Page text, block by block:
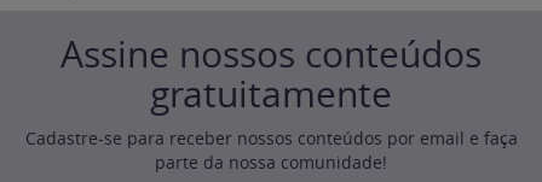
Assine nossos conteúdos
gratuitamente
Cadastre-se para receber nossos conteúdos por email e faça
parte da nossa comunidade!